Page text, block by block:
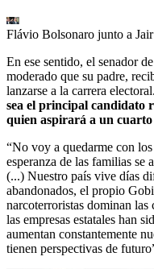
Flávio Bolsonaro junto a
En ese sentido, el senador
moderado que su padre,
lanzarse a la carrera
sea el principal candidato
quien aspirará a un
“No voy a quedarme con
esperanza de las familias se
(...) Nuestro país vive días
abandonados, el propio
narcoterroristas dominan las
las empresas estatales han
aumentan constantemente
tienen perspectivas de